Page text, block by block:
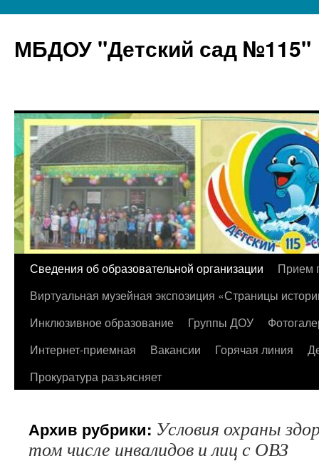
МБДОУ "Детский сад №115"
Перейти
содержимому
Сведения об образовательной организации
Прием
Виртуальная музейная экспозиция «Страницы
Инклюзивное образование
Группы ДОУ
Интернет-приемная
Вакансии Горячая линия
Прокуратура разъясняет
Архив рубрики: Условия охраны
том числе инвалидов и лиц с ОВЗ